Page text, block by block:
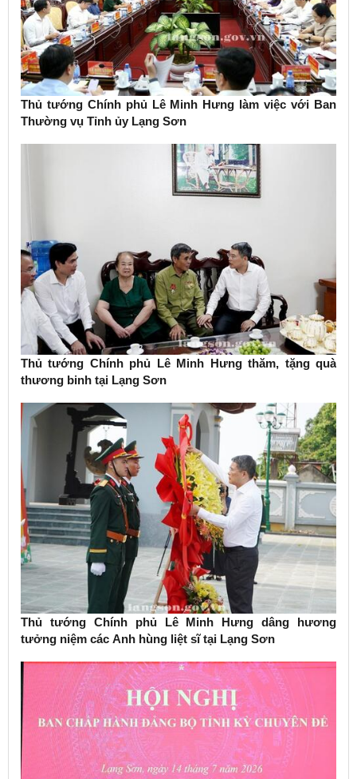
Thủ tướng Chính phủ Lê Minh Hưng làm việc với Ban
Thường vụ Tỉnh ủy Lạng Sơn
Thủ tướng Chính phủ Lê Minh Hưng thăm, tặng quà
thương binh tại Lạng Sơn
Thủ tướng Chính phủ Lê Minh Hưng dâng hương
tưởng niệm các Anh hùng liệt sĩ tại Lạng Sơn